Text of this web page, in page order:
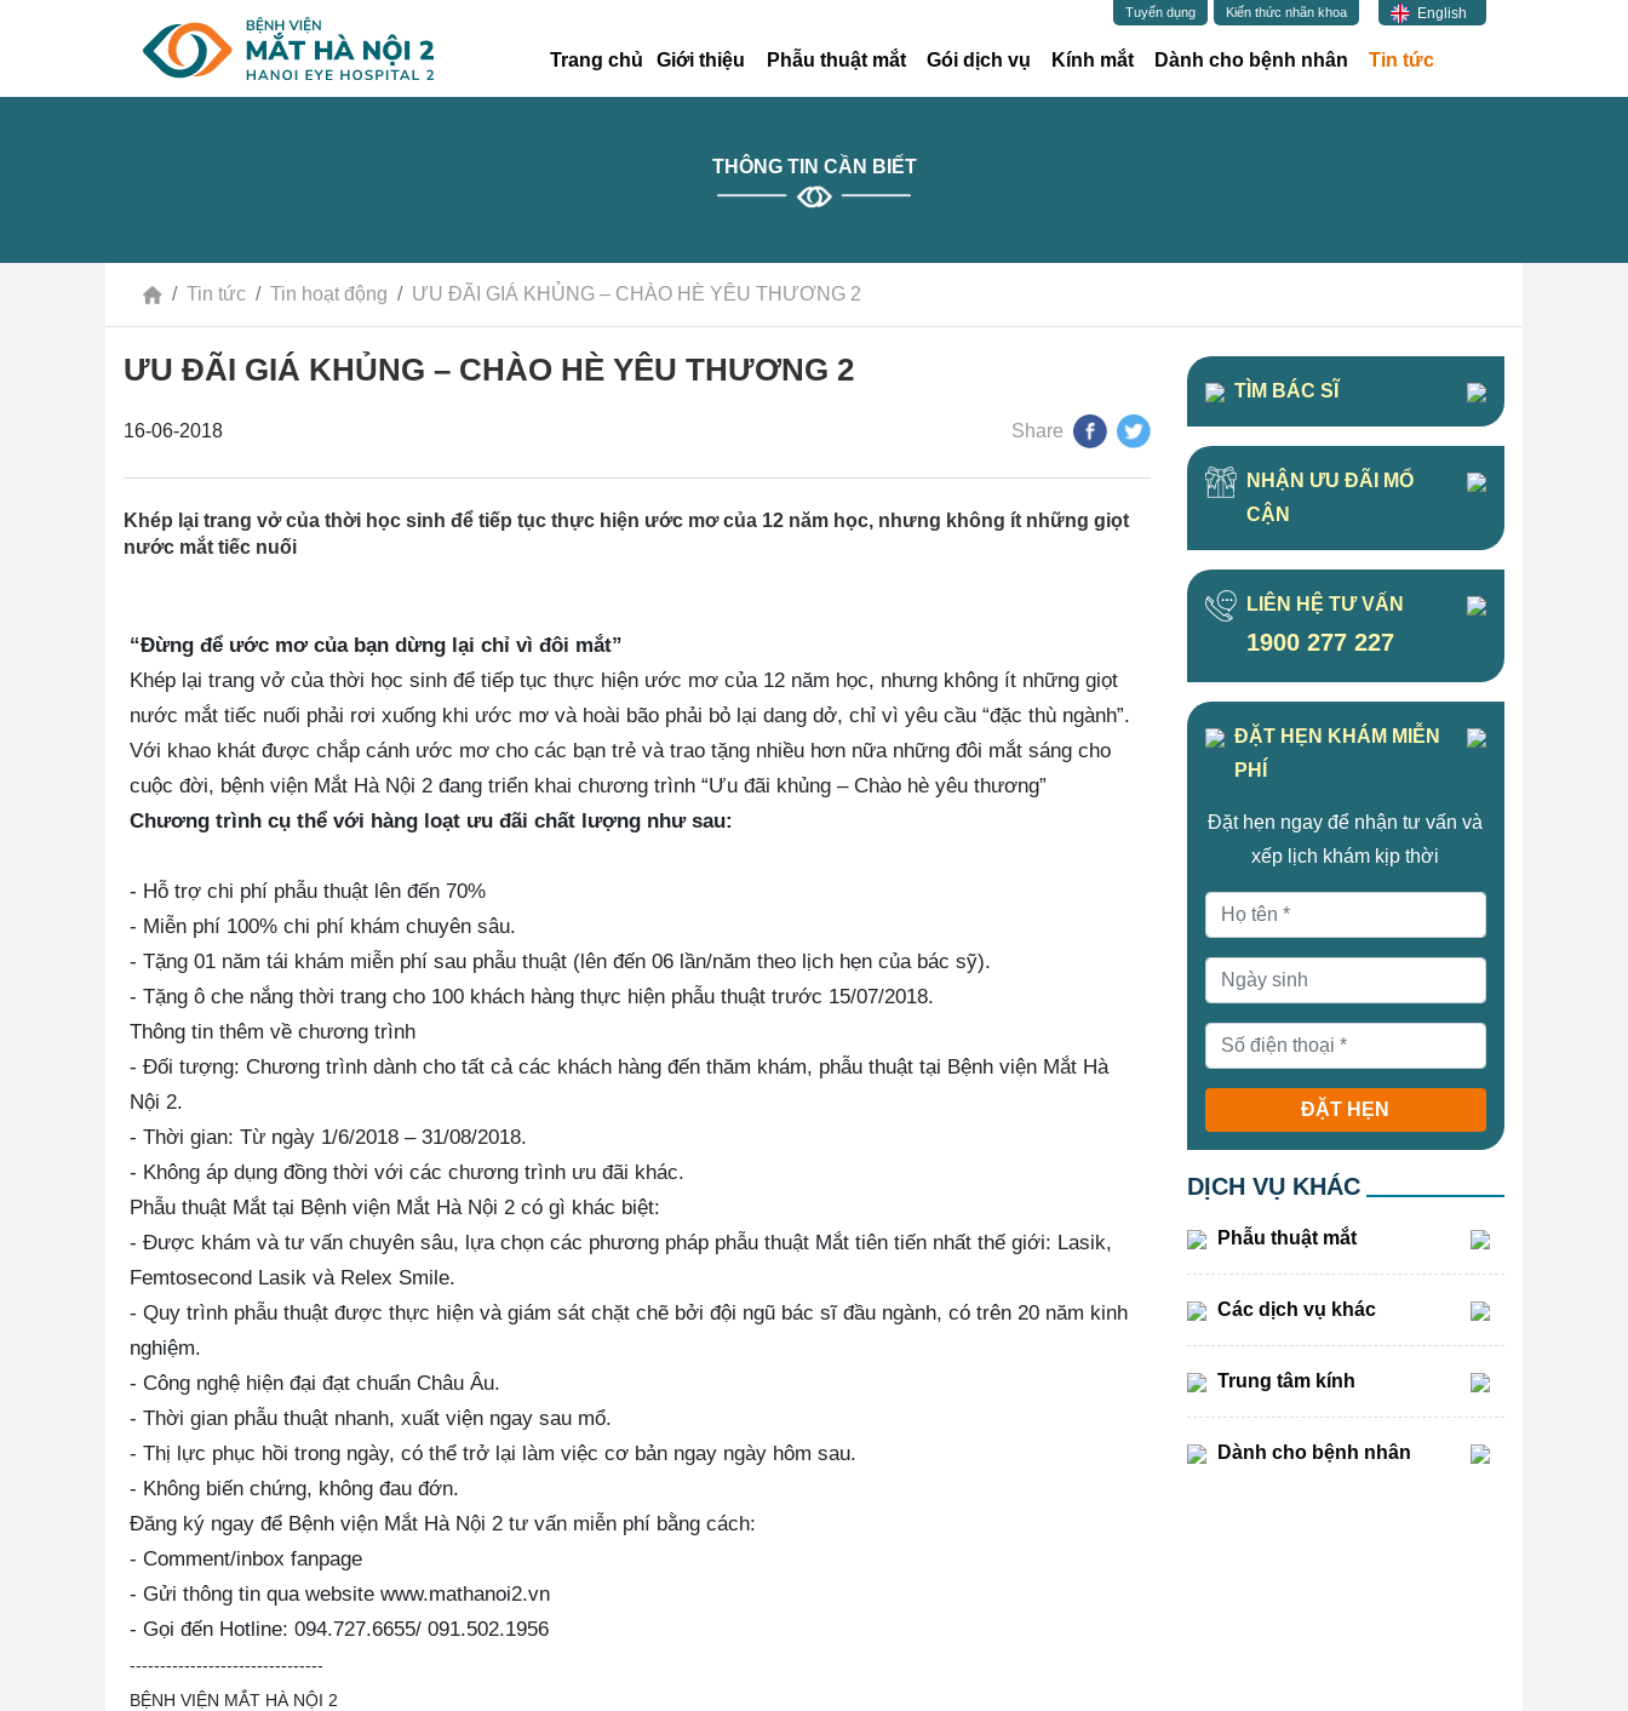
Trang chủ Giới thiệu Phẫu thuật mắt Gói dịch vụ Kính mắt Dành cho bệnh nhân Tin tức(current)
Tuyển dụng Kiến thức nhãn khoa English
THÔNG TIN CẦN BIẾT
Tin tức Tin hoạt động ƯU ĐÃI GIÁ KHỦNG – CHÀO HÈ YÊU THƯƠNG 2
ƯU ĐÃI GIÁ KHỦNG – CHÀO HÈ YÊU THƯƠNG 2
16-06-2018 Share
Khép lại trang vở của thời học sinh để tiếp tục thực hiện ước mơ của 12 năm học, nhưng không ít những giọt
nước mắt tiếc nuối
“Đừng để ước mơ của bạn dừng lại chỉ vì đôi mắt”
Khép lại trang vở của thời học sinh để tiếp tục thực hiện ước mơ của 12 năm học, nhưng không ít những giọt
nước mắt tiếc nuối phải rơi xuống khi ước mơ và hoài bão phải bỏ lại dang dở, chỉ vì yêu cầu “đặc thù ngành”.
Với khao khát được chắp cánh ước mơ cho các bạn trẻ và trao tặng nhiều hơn nữa những đôi mắt sáng cho
cuộc đời, bệnh viện Mắt Hà Nội 2 đang triển khai chương trình “Ưu đãi khủng – Chào hè yêu thương”
Chương trình cụ thể với hàng loạt ưu đãi chất lượng như sau:
- Hỗ trợ chi phí phẫu thuật lên đến 70%
- Miễn phí 100% chi phí khám chuyên sâu.
- Tặng 01 năm tái khám miễn phí sau phẫu thuật (lên đến 06 lần/năm theo lịch hẹn của bác sỹ).
- Tặng ô che nắng thời trang cho 100 khách hàng thực hiện phẫu thuật trước 15/07/2018.
Thông tin thêm về chương trình
- Đối tượng: Chương trình dành cho tất cả các khách hàng đến thăm khám, phẫu thuật tại Bệnh viện Mắt Hà
Nội 2.
- Thời gian: Từ ngày 1/6/2018 – 31/08/2018.
- Không áp dụng đồng thời với các chương trình ưu đãi khác.
Phẫu thuật Mắt tại Bệnh viện Mắt Hà Nội 2 có gì khác biệt:
- Được khám và tư vấn chuyên sâu, lựa chọn các phương pháp phẫu thuật Mắt tiên tiến nhất thế giới: Lasik,
Femtosecond Lasik và Relex Smile.
- Quy trình phẫu thuật được thực hiện và giám sát chặt chẽ bởi đội ngũ bác sĩ đầu ngành, có trên 20 năm kinh
nghiệm.
- Công nghệ hiện đại đạt chuẩn Châu Âu.
- Thời gian phẫu thuật nhanh, xuất viện ngay sau mổ.
- Thị lực phục hồi trong ngày, có thể trở lại làm việc cơ bản ngay ngày hôm sau.
- Không biến chứng, không đau đớn.
Đăng ký ngay để Bệnh viện Mắt Hà Nội 2 tư vấn miễn phí bằng cách:
- Comment/inbox fanpage
- Gửi thông tin qua website www.mathanoi2.vn
- Gọi đến Hotline: 094.727.6655/ 091.502.1956
--------------------------------
BỆNH VIỆN MẮT HÀ NỘI 2
TÌM BÁC SĨ
NHẬN ƯU ĐÃI MỔ
CẬN
LIÊN HỆ TƯ VẤN
1900 277 227
ĐẶT HẸN KHÁM MIỄN
PHÍ
Đặt hẹn ngay để nhận tư vấn và
xếp lịch khám kịp thời
ĐẶT HẸN
DỊCH VỤ KHÁC
Phẫu thuật mắt
Các dịch vụ khác
Trung tâm kính
Dành cho bệnh nhân